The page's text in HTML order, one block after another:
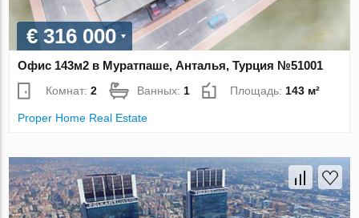
€ 316 000
Офис 143м2 в Муратпаше, Анталья, Турция №51001
Комнат:2 Ванных: 1 Площадь: 143 м²
Proper Home Real Estate